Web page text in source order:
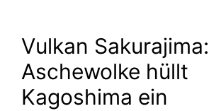
Vulkan Sakurajima:
Aschewolke hüllt
Kagoshima ein